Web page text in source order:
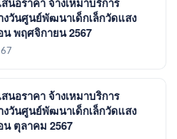
วันศูนย์พัฒนาเด็กเล็กวัดแสง
น พฤศจิกายน 2567
นอราคา จ้างเหมาบริการ
วันศูนย์พัฒนาเด็กเล็กวัดแสง
น ตุลาคม 2567